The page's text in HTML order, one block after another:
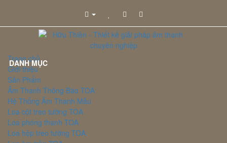
DANH MỤC
Trang chủ
Giới thiệu
Sản Phẩm
Âm Thanh Thông Báo TOA
Hệ Thống Âm Thanh Mẫu
Loa cột treo tường TOA
Loa phóng thanh TOA
Loa hộp treo tường TOA